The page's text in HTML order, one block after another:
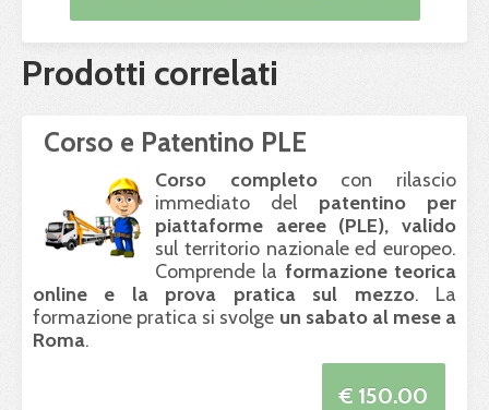
Prodotti correlati
Corso e Patentino PLE
Corso completocon rilascio
immediato del patentino per
piattaforme aeree (PLE), valido
sul territorio nazionale ed europeo.
Comprende la formazione teorica
online e la prova pratica sul mezzo. La
formazione pratica si svolge un sabato al mese a
Roma.
€ 150.00